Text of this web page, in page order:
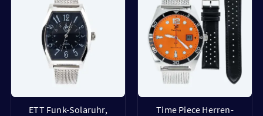
ETT Funk-Solaruhr,
Time Piece Herren-